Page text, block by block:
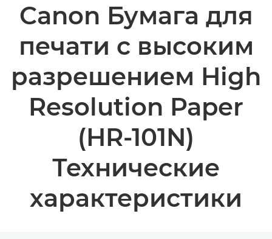
Фотобумага — A4, A3, A3+, A2, 4x6, 5x5, 5x7 — Глянцевая, Матовая, Глянцевитая
Canon Бумага для
печати с высоким
разрешением High
Resolution Paper
(HR-101N)
Технические
характеристики